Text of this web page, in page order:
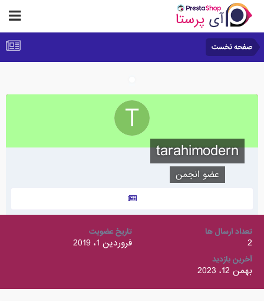
صفحه نخست
tarahimodern
عضو انجمن
تعداد ارسال ها
2
تاریخ عضویت
فروردین 1، 2019
آخرین بازدید
بهمن 12، 2023